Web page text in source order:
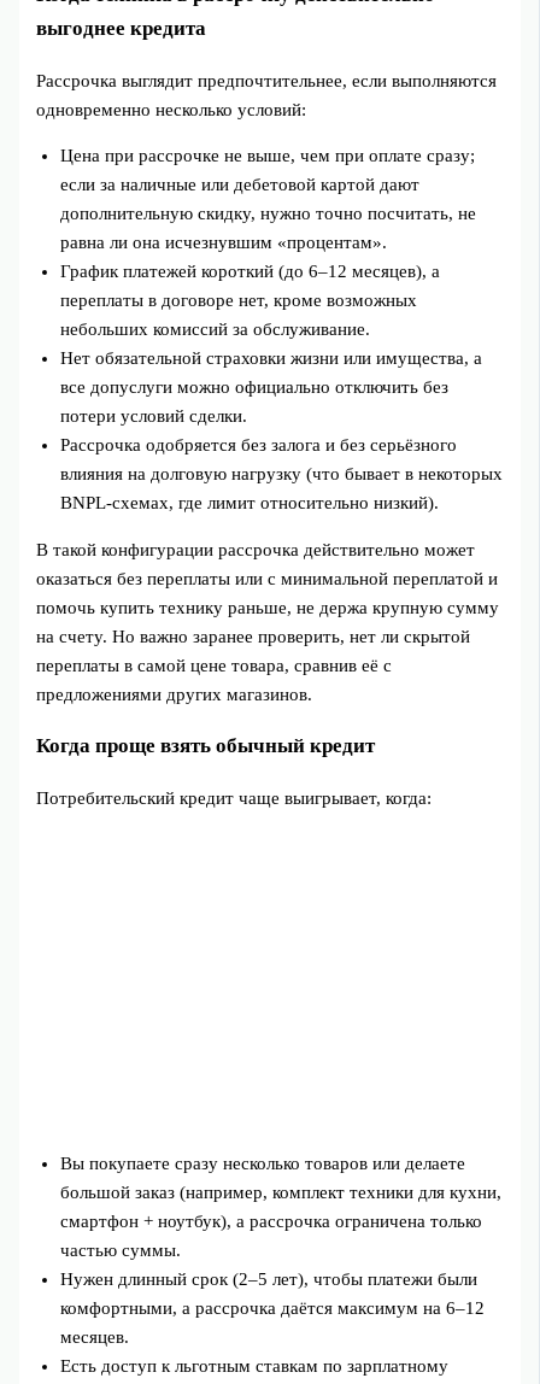
выгоднее кредита
Рассрочка выглядит предпочтительнее, если выполняются
одновременно несколько условий:
Цена при рассрочке не выше, чем при оплате сразу;
если за наличные или дебетовой картой дают
дополнительную скидку, нужно точно посчитать, не
равна ли она исчезнувшим «процентам».
График платежей короткий (до 6–12 месяцев), а
переплаты в договоре нет, кроме возможных
небольших комиссий за обслуживание.
Нет обязательной страховки жизни или имущества, а
все допуслуги можно официально отключить без
потери условий сделки.
Рассрочка одобряется без залога и без серьёзного
влияния на долговую нагрузку (что бывает в некоторых
BNPL‑схемах, где лимит относительно низкий).
В такой конфигурации рассрочка действительно может
оказаться без переплаты или с минимальной переплатой и
помочь купить технику раньше, не держа крупную сумму
на счету. Но важно заранее проверить, нет ли скрытой
переплаты в самой цене товара, сравнив её с
предложениями других магазинов.
Когда проще взять обычный кредит
Потребительский кредит чаще выигрывает, когда:
Вы покупаете сразу несколько товаров или делаете
большой заказ (например, комплект техники для кухни,
смартфон + ноутбук), а рассрочка ограничена только
частью суммы.
Нужен длинный срок (2–5 лет), чтобы платежи были
комфортными, а рассрочка даётся максимум на 6–12
месяцев.
Есть доступ к льготным ставкам по зарплатному